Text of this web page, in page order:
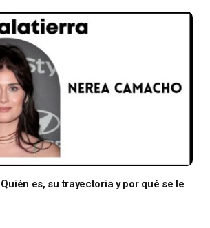
es, su trayectoria y por qué se le